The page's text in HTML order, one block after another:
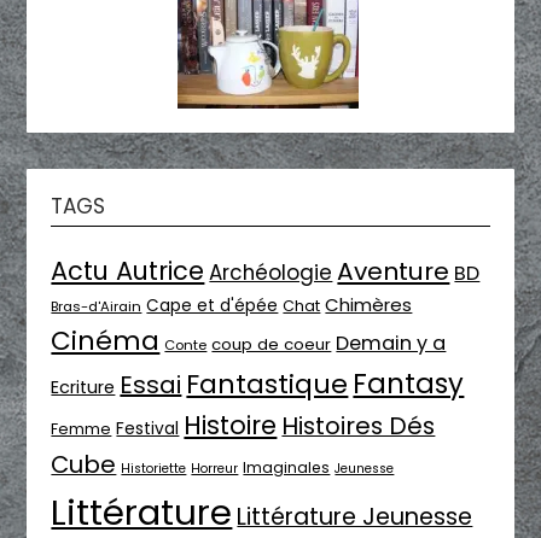
TAGS
Actu Autrice Archéologie Aventure BD
Bras-d'Airain Cape et d'épée Chat Chimères
Cinéma Conte coup de coeur Demain y a
Ecriture Essai Fantastique Fantasy
Femme Festival Histoire Histoires Dés
Cube Historiette Horreur Imaginales Jeunesse
Littérature Littérature Jeunesse